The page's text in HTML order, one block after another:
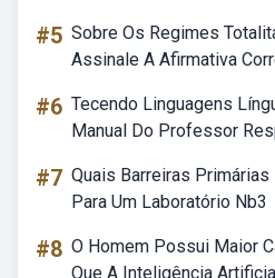
#5 Sobre Os Regimes
Assinale A Afirmativa
#6 Tecendo Linguagens
Manual Do Professor
#7 Quais Barreiras
Para Um Laboratório Nb3
#8 O Homem Possui Maior
Que A Inteligência